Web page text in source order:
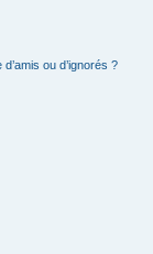
ou d’ignorés ?